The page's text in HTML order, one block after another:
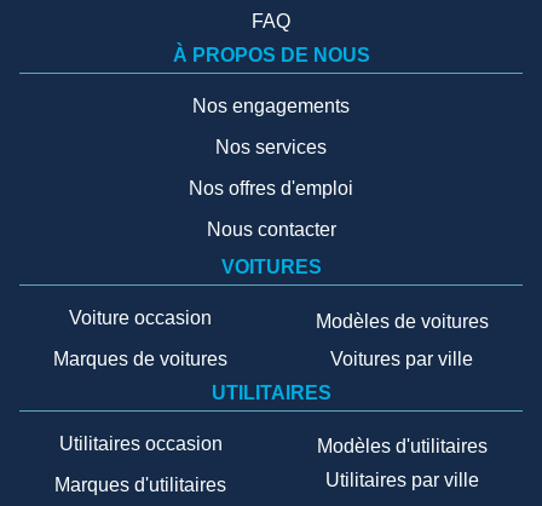
FAQ
À PROPOS DE NOUS
Nos engagements
Nos services
Nos offres d'emploi
Nous contacter
VOITURES
Voiture occasion
Marques de voitures
Modèles de voitures
Voitures par ville
UTILITAIRES
Utilitaires occasion
Marques d'utilitaires
Modèles d'utilitaires
Utilitaires par ville